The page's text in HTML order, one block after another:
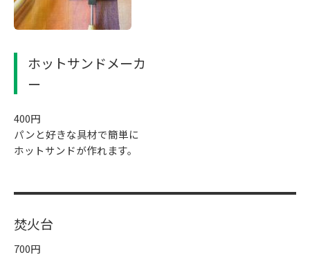
ホットサンドメーカ
ー
400円
パンと好きな具材で簡単に
ホットサンドが作れます。
焚火台
700円